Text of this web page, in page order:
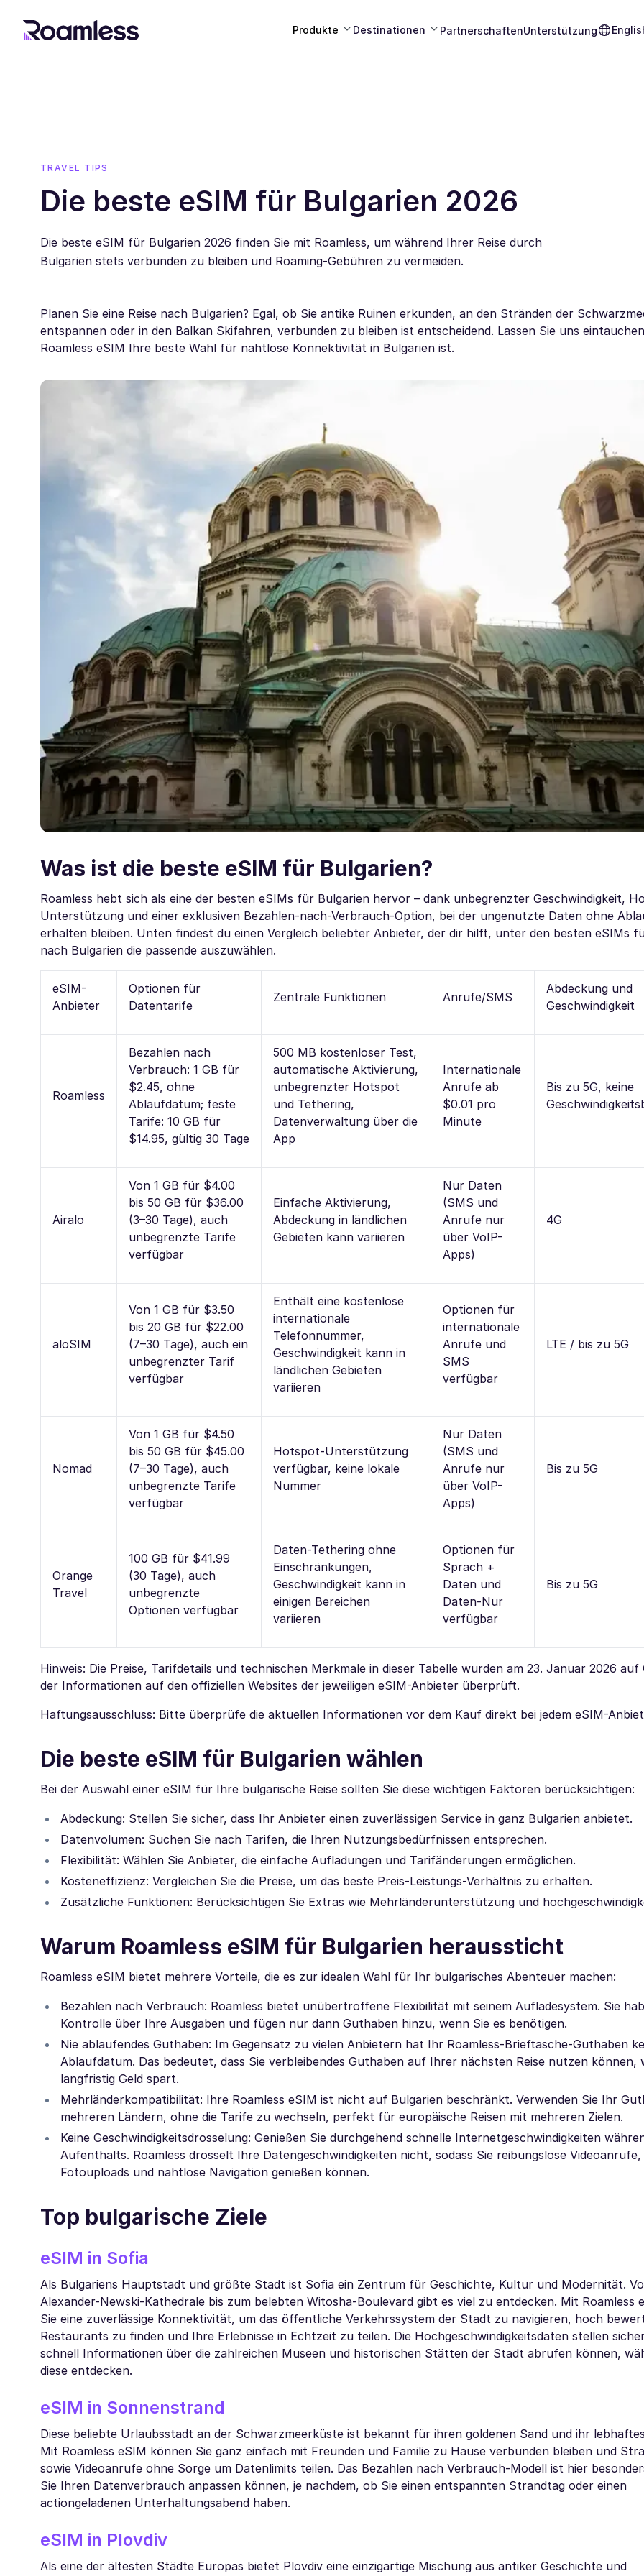
Produkte Destinationen PartnerschaftenUnterstützung
TRAVEL TIPS
Die beste eSIM für Bulgarien 2026
Die beste eSIM für Bulgarien 2026 finden Sie mit Roamless, um während Ihrer Reise durch
Bulgarien stets verbunden zu bleiben und Roaming-Gebühren zu vermeiden.
Planen Sie eine Reise nach Bulgarien? Egal, ob Sie antike Ruinen erkunden, an den Stränden der
entspannen oder in den Balkan Skifahren, verbunden zu bleiben ist entscheidend. Lassen Sie uns
Roamless eSIM Ihre beste Wahl für nahtlose Konnektivität in Bulgarien ist.
Was ist die beste eSIM für Bulgarien?
Roamless hebt sich als eine der besten eSIMs für Bulgarien hervor – dank unbegrenzter Geschwindigkeit,
Unterstützung und einer exklusiven Bezahlen-nach-Verbrauch-Option, bei der ungenutzte Daten ohne
erhalten bleiben. Unten findest du einen Vergleich beliebter Anbieter, der dir hilft, unter den besten eSIMs
nach Bulgarien die passende auszuwählen.
eSIM-
Anbieter
Optionen für
Datentarife
Zentrale Funktionen Anrufe/SMS
Abdeckung und
Geschwindigkeit
Roamless
Bezahlen nach
Verbrauch: 1 GB für
$2.45, ohne
Ablaufdatum; feste
Tarife: 10 GB für
$14.95, gültig 30 Tage
500 MB kostenloser Test,
automatische Aktivierung,
unbegrenzter Hotspot
und Tethering,
Datenverwaltung über die
App
Internationale
Anrufe ab
$0.01 pro
Minute
Bis zu 5G, keine
Airalo
Von 1 GB für $4.00
bis 50 GB für $36.00
(3–30 Tage), auch
unbegrenzte Tarife
verfügbar
Einfache Aktivierung,
Abdeckung in ländlichen
Gebieten kann variieren
Nur Daten
(SMS und
Anrufe nur
über VoIP-
Apps)
4G
aloSIM
Von 1 GB für $3.50
bis 20 GB für $22.00
(7–30 Tage), auch ein
unbegrenzter Tarif
verfügbar
Enthält eine kostenlose
internationale
Telefonnummer,
Geschwindigkeit kann in
ländlichen Gebieten
variieren
Optionen für
internationale
Anrufe und
SMS
verfügbar
LTE / bis zu 5G
Nomad
Von 1 GB für $4.50
bis 50 GB für $45.00
(7–30 Tage), auch
unbegrenzte Tarife
verfügbar
Hotspot-Unterstützung
verfügbar, keine lokale
Nummer
Nur Daten
(SMS und
Anrufe nur
über VoIP-
Apps)
Bis zu 5G
Orange
Travel
100 GB für $41.99
(30 Tage), auch
unbegrenzte
Optionen verfügbar
Daten-Tethering ohne
Einschränkungen,
Geschwindigkeit kann in
einigen Bereichen
variieren
Optionen für
Sprach +
Daten und
Daten-Nur
verfügbar
Bis zu 5G
Hinweis: Die Preise, Tarifdetails und technischen Merkmale in dieser Tabelle wurden am 23. Januar 2026 auf
der Informationen auf den offiziellen Websites der jeweiligen eSIM-Anbieter überprüft.
Haftungsausschluss: Bitte überprüfe die aktuellen Informationen vor dem Kauf direkt bei jedem eSIM-
Die beste eSIM für Bulgarien wählen
Bei der Auswahl einer eSIM für Ihre bulgarische Reise sollten Sie diese wichtigen Faktoren berücksichtigen:
Abdeckung: Stellen Sie sicher, dass Ihr Anbieter einen zuverlässigen Service in ganz Bulgarien anbietet.
Datenvolumen: Suchen Sie nach Tarifen, die Ihren Nutzungsbedürfnissen entsprechen.
Flexibilität: Wählen Sie Anbieter, die einfache Aufladungen und Tarifänderungen ermöglichen.
Kosteneffizienz: Vergleichen Sie die Preise, um das beste Preis-Leistungs-Verhältnis zu erhalten.
Zusätzliche Funktionen: Berücksichtigen Sie Extras wie Mehrländerunterstützung und
Warum Roamless eSIM für Bulgarien heraussticht
Roamless eSIM bietet mehrere Vorteile, die es zur idealen Wahl für Ihr bulgarisches Abenteuer machen:
Bezahlen nach Verbrauch: Roamless bietet unübertroffene Flexibilität mit seinem Aufladesystem. Sie
Kontrolle über Ihre Ausgaben und fügen nur dann Guthaben hinzu, wenn Sie es benötigen.
Nie ablaufendes Guthaben: Im Gegensatz zu vielen Anbietern hat Ihr Roamless-Brieftasche-Guthaben
Ablaufdatum. Das bedeutet, dass Sie verbleibendes Guthaben auf Ihrer nächsten Reise nutzen können,
langfristig Geld spart.
Mehrländerkompatibilität: Ihre Roamless eSIM ist nicht auf Bulgarien beschränkt. Verwenden Sie Ihr
mehreren Ländern, ohne die Tarife zu wechseln, perfekt für europäische Reisen mit mehreren Zielen.
Keine Geschwindigkeitsdrosselung: Genießen Sie durchgehend schnelle Internetgeschwindigkeiten
Aufenthalts. Roamless drosselt Ihre Datengeschwindigkeiten nicht, sodass Sie reibungslose
Fotouploads und nahtlose Navigation genießen können.
Top bulgarische Ziele
eSIM in Sofia
Als Bulgariens Hauptstadt und größte Stadt ist Sofia ein Zentrum für Geschichte, Kultur und Modernität.
Alexander-Newski-Kathedrale bis zum belebten Witosha-Boulevard gibt es viel zu entdecken. Mit Roamless
Sie eine zuverlässige Konnektivität, um das öffentliche Verkehrssystem der Stadt zu navigieren, hoch
Restaurants zu finden und Ihre Erlebnisse in Echtzeit zu teilen. Die Hochgeschwindigkeitsdaten stellen
schnell Informationen über die zahlreichen Museen und historischen Stätten der Stadt abrufen können,
diese entdecken.
eSIM in Sonnenstrand
Diese beliebte Urlaubsstadt an der Schwarzmeerküste ist bekannt für ihren goldenen Sand und ihr
Mit Roamless eSIM können Sie ganz einfach mit Freunden und Familie zu Hause verbunden bleiben und
sowie Videoanrufe ohne Sorge um Datenlimits teilen. Das Bezahlen nach Verbrauch-Modell ist hier
Sie Ihren Datenverbrauch anpassen können, je nachdem, ob Sie einen entspannten Strandtag oder einen
actiongeladenen Unterhaltungsabend haben.
eSIM in Plovdiv
Als eine der ältesten Städte Europas bietet Plovdiv eine einzigartige Mischung aus antiker Geschichte und